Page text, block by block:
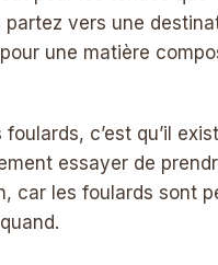
vers une
une matière
c’est qu’il
essayer de
car les foulards sont